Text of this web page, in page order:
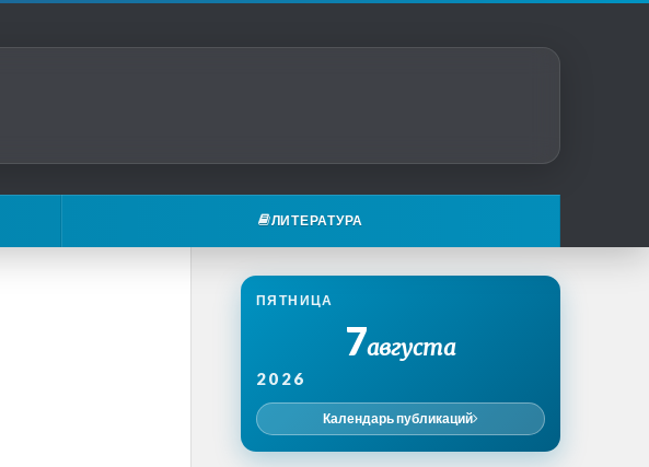
ЛИТЕРАТУРА
ПЯТНИЦА
7августа
2026
Календарь публикаций